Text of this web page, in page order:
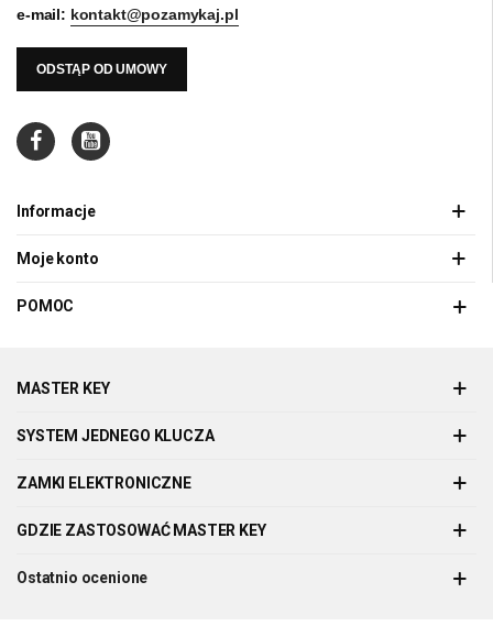
e-mail: kontakt@pozamykaj.pl
ODSTĄP OD UMOWY
Informacje
Moje konto
POMOC
MASTER KEY
SYSTEM JEDNEGO KLUCZA
ZAMKI ELEKTRONICZNE
GDZIE ZASTOSOWAĆ MASTER KEY
Ostatnio ocenione